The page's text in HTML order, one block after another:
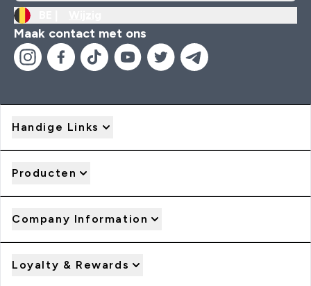
Maak contact met ons
Handige Links
Producten
Company Information
Loyalty & Rewards